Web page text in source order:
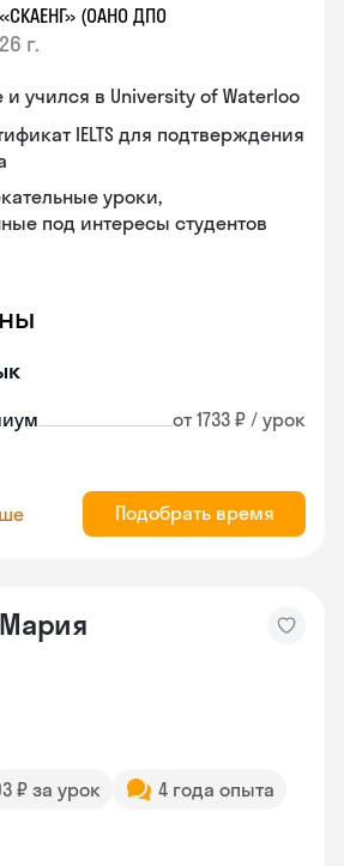
(ОАНО ДПО
г.
учился в University of Waterloo
IELTS для подтверждения
уроки,
под интересы студентов
от 1733 ₽ / урок
Подобрать время
Мария
₽ за урок
4 года опыта